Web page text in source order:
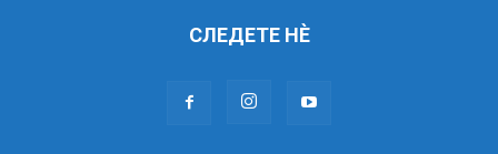
СЛЕДЕТЕ НÈ